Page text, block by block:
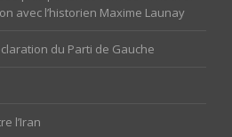
avec l’historien Maxime Launay
du Parti de Gauche
l’Iran